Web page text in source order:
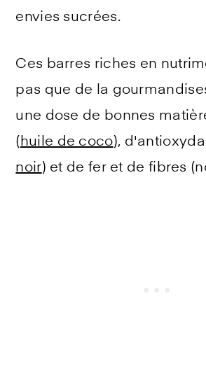
envies sucrées.
Ces barres riches en
pas que de la
une dose de bonnes
(huile de coco),
noir) et de fer et de fibres